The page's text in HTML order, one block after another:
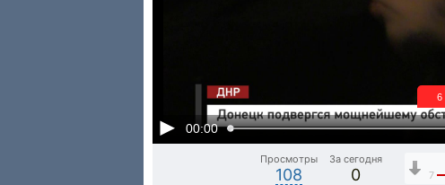
00:00
5
Просмотры
108
За сегодня
0 7